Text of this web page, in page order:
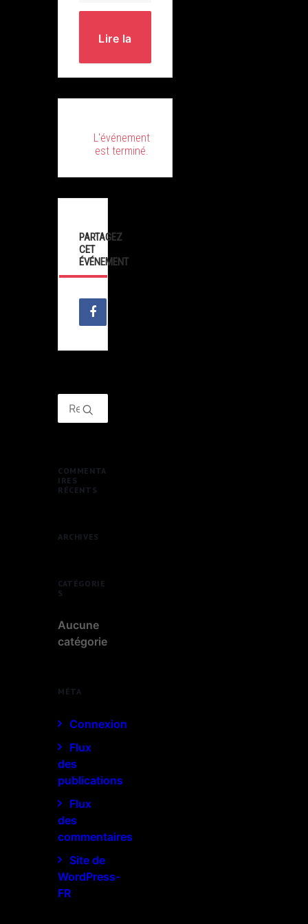
Lire la
L'événement
est terminé.
PARTAGEZ
CET
ÉVÉNEMENT
COMMENTA
IRES
RÉCENTS
ARCHIVES
CATÉGORIE
S
Aucune
catégorie
MÉTA
Connexion
Flux
des
publications
Flux
des
commentaires
Site de
WordPress-
FR